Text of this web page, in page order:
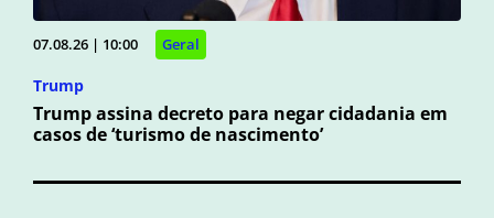
07.08.26 | 10:00 Geral
Trump
Trump assina decreto para negar cidadania em
casos de ‘turismo de nascimento’